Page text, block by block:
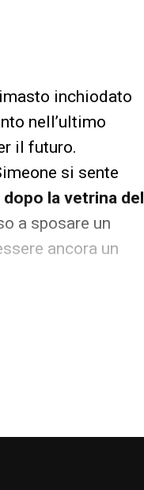
inchiodato
nell’ultimo
il futuro.
si sente
dopo la vetrina del
a sposare un
ancora un